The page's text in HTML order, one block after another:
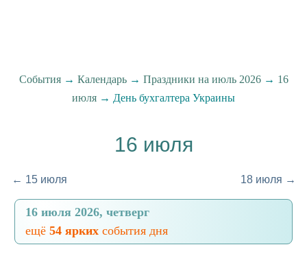
События→ Календарь→ Праздники на июль 2026→ 16
июля → День бухгалтера Украины
16 июля
← 15 июля 18 июля →
16 июля 2026, четверг
ещё 54 ярких события дня